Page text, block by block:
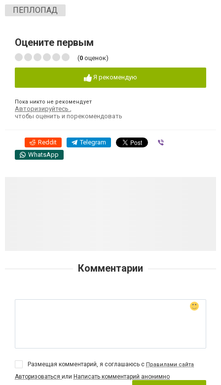
ПЕПЛОПАД
Оцените первым
(0 оценок)
Я рекомендую
Пока никто не рекомендует
Авторизируйтесь
чтобы оценить и порекомендовать
Reddit Telegram
WhatsApp
Комментарии
Размещая комментарий, я соглашаюсь с Правилами сайта
Авторизоваться или Написать комментарий анонимно